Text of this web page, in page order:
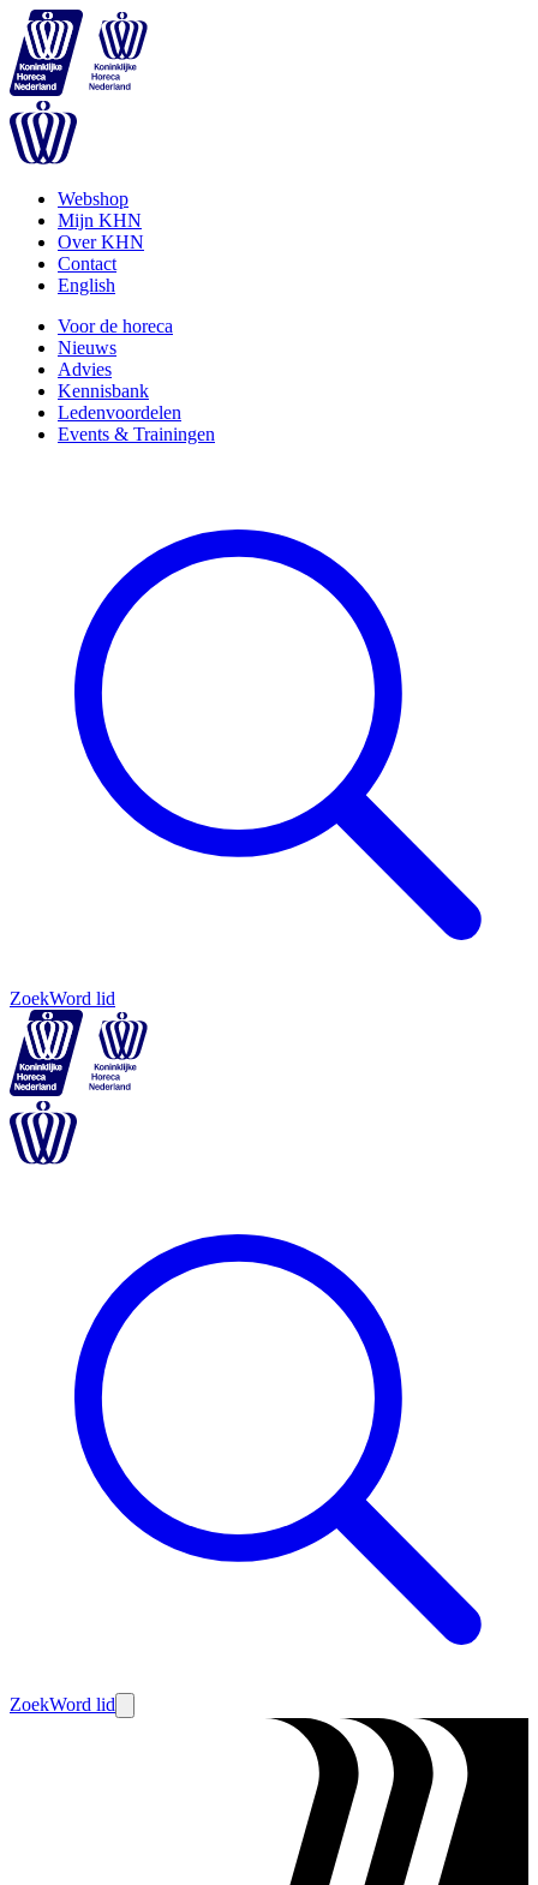
Webshop
Mijn KHN
Over KHN
Contact
English
Voor de horeca
Nieuws
Advies
Kennisbank
Ledenvoordelen
Events & Trainingen
ZoekWord lid
ZoekWord lid